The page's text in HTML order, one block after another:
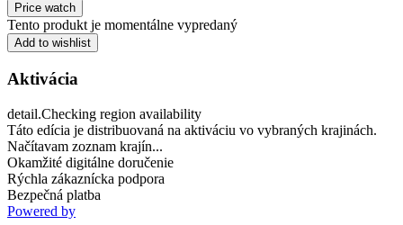
Price watch
Tento produkt je momentálne vypredaný
Add to wishlist
Aktivácia
detail.Checking region availability
Táto edícia je distribuovaná na aktiváciu vo vybraných krajinách.
Načítavam zoznam krajín...
Okamžité digitálne doručenie
Rýchla zákaznícka podpora
Bezpečná platba
Powered by